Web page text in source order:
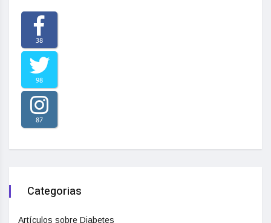
38
98
87
Categorias
Artículos sobre Diabetes